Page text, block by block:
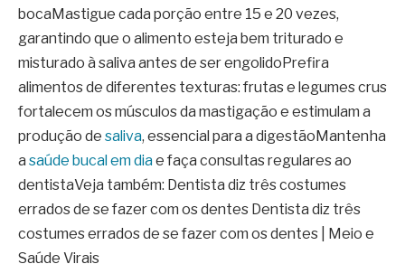
bocaMastigue cada porção entre 15 e 20 vezes,
garantindo que o alimento esteja bem triturado e
misturado à saliva antes de ser engolidoPrefira
alimentos de diferentes texturas: frutas e legumes crus
fortalecem os músculos da mastigação e estimulam a
produção de saliva, essencial para a digestãoMantenha
a saúde bucal em diae faça consultas regulares ao
dentistaVeja também: Dentista diz três costumes
errados de se fazer com os dentes Dentista diz três
costumes errados de se fazer com os dentes | Meio e
Saúde Virais